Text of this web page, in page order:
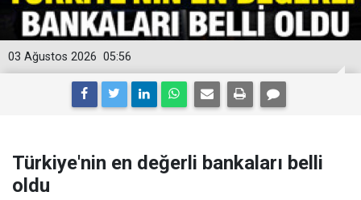
05:56
03 Ağustos 2026
Türkiye'nin en değerli bankaları belli
oldu